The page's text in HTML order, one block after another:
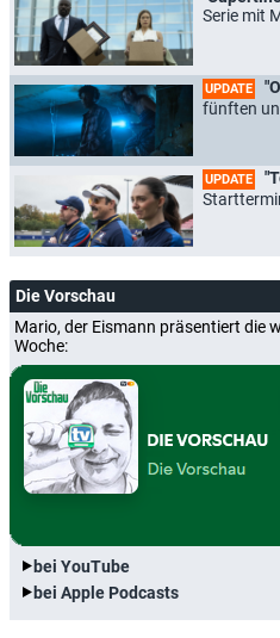
Serie mit
UPDATE
fünften
UPDATE
Die Vorschau
Mario, der Eismann präsentiert die
Woche:
bei YouTube
bei Apple Podcasts